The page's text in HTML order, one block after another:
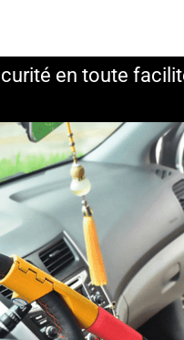
en toute